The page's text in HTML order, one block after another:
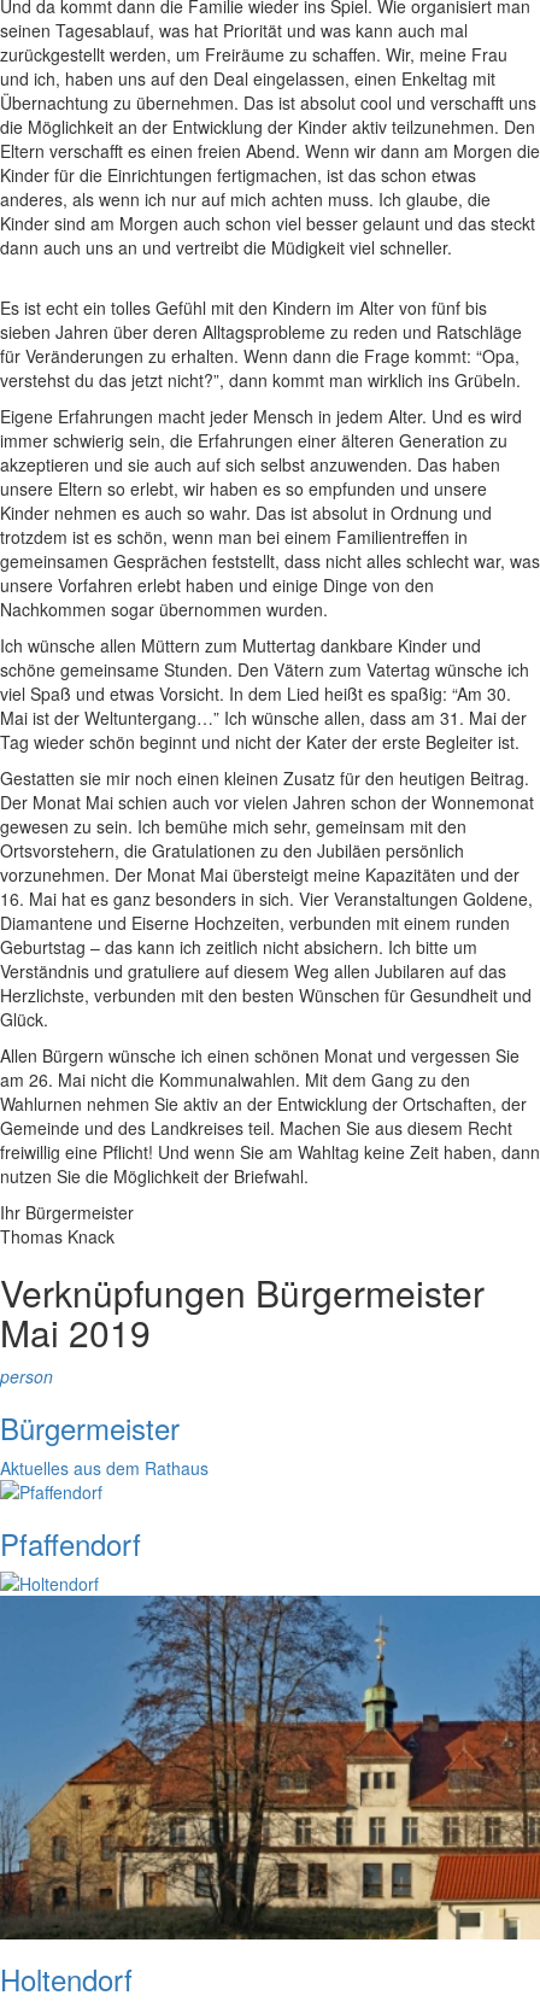
Und da kommt dann die Familie wieder ins Spiel. Wie organisiert man
seinen Tagesablauf, was hat Priorität und was kann auch mal
zurückgestellt werden, um Freiräume zu schaffen. Wir, meine Frau
und ich, haben uns auf den Deal eingelassen, einen Enkeltag mit
Übernachtung zu übernehmen. Das ist absolut cool und verschafft uns
die Möglichkeit an der Entwicklung der Kinder aktiv teilzunehmen. Den
Eltern verschafft es einen freien Abend. Wenn wir dann am Morgen die
Kinder für die Einrichtungen fertigmachen, ist das schon etwas
anderes, als wenn ich nur auf mich achten muss. Ich glaube, die
Kinder sind am Morgen auch schon viel besser gelaunt und das steckt
dann auch uns an und vertreibt die Müdigkeit viel schneller.
Es ist echt ein tolles Gefühl mit den Kindern im Alter von fünf bis
sieben Jahren über deren Alltagsprobleme zu reden und Ratschläge
für Veränderungen zu erhalten. Wenn dann die Frage kommt: “Opa,
verstehst du das jetzt nicht?”, dann kommt man wirklich ins Grübeln.
Eigene Erfahrungen macht jeder Mensch in jedem Alter. Und es wird
immer schwierig sein, die Erfahrungen einer älteren Generation zu
akzeptieren und sie auch auf sich selbst anzuwenden. Das haben
unsere Eltern so erlebt, wir haben es so empfunden und unsere
Kinder nehmen es auch so wahr. Das ist absolut in Ordnung und
trotzdem ist es schön, wenn man bei einem Familientreffen in
gemeinsamen Gesprächen feststellt, dass nicht alles schlecht war, was
unsere Vorfahren erlebt haben und einige Dinge von den
Nachkommen sogar übernommen wurden.
Ich wünsche allen Müttern zum Muttertag dankbare Kinder und
schöne gemeinsame Stunden. Den Vätern zum Vatertag wünsche ich
viel Spaß und etwas Vorsicht. In dem Lied heißt es spaßig: “Am 30.
Mai ist der Weltuntergang…” Ich wünsche allen, dass am 31. Mai der
Tag wieder schön beginnt und nicht der Kater der erste Begleiter ist.
Gestatten sie mir noch einen kleinen Zusatz für den heutigen Beitrag.
Der Monat Mai schien auch vor vielen Jahren schon der Wonnemonat
gewesen zu sein. Ich bemühe mich sehr, gemeinsam mit den
Ortsvorstehern, die Gratulationen zu den Jubiläen persönlich
vorzunehmen. Der Monat Mai übersteigt meine Kapazitäten und der
16. Mai hat es ganz besonders in sich. Vier Veranstaltungen Goldene,
Diamantene und Eiserne Hochzeiten, verbunden mit einem runden
Geburtstag – das kann ich zeitlich nicht absichern. Ich bitte um
Verständnis und gratuliere auf diesem Weg allen Jubilaren auf das
Herzlichste, verbunden mit den besten Wünschen für Gesundheit und
Glück.
Allen Bürgern wünsche ich einen schönen Monat und vergessen Sie
am 26. Mai nicht die Kommunalwahlen. Mit dem Gang zu den
Wahlurnen nehmen Sie aktiv an der Entwicklung der Ortschaften, der
Gemeinde und des Landkreises teil. Machen Sie aus diesem Recht
freiwillig eine Pflicht! Und wenn Sie am Wahltag keine Zeit haben, dann
nutzen Sie die Möglichkeit der Briefwahl.
Ihr Bürgermeister
Thomas Knack
Verknüpfungen Bürgermeister
Mai 2019
person
Bürgermeister
Aktuelles aus dem Rathaus
Pfaffendorf
Holtendorf